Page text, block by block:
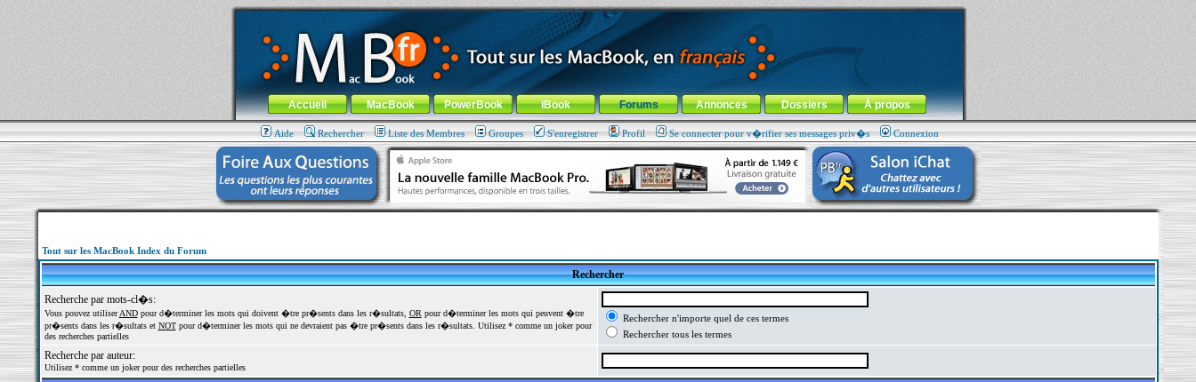
MacBook-fr.com : 100% Apple... 100% nomade !
Aller au contenu-Aller au menu général-Aller au menu de la rubrique
Menu général
Accueil MacBook PowerBook iBook Forums Annonces Dossiers À propos
Aide Rechercher Liste des Membres Groupes S'enregistrer Profil Se connecter pour v�rifier ses messages priv�s Connexion
Tout sur les MacBook Index du Forum
Rechercher
Recherche par mots-cl�s:
Vous pouvez utiliserANDpour d�terminer les mots qui doivent �tre pr�sents dans les r�sultats, OR pour d�terminer les mots qui peuvent �tre
pr�sents dans les r�sultats et NOTpour d�terminer les mots qui ne devraient pas �tre pr�sents dans les r�sultats. Utilisez * comme un joker pour
des recherches partielles
Rechercher n'importe quel de ces termes
Rechercher tous les termes
Recherche par auteur:
Utilisez * comme un joker pour des recherches partielles